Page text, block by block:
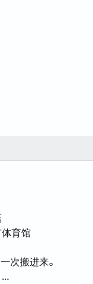
育馆
次搬进来。